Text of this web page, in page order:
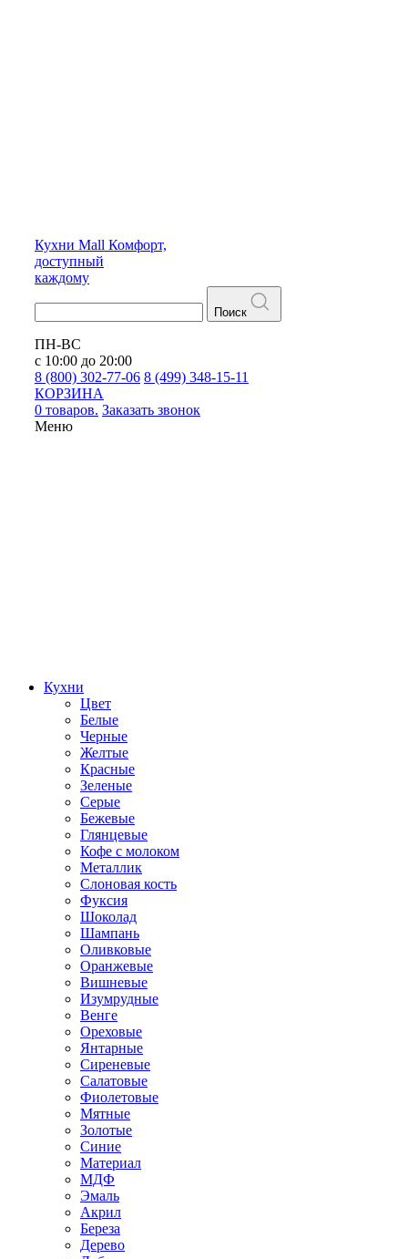
Кухни Mall Комфорт,
доступный
каждому
Поиск
ПН-ВС
с 10:00 до 20:00
8 (800) 302-77-06 8 (499) 348-15-11
КОРЗИНА
0 товаров. Заказать звонок
Меню
Кухни
Цвет
Белые
Черные
Желтые
Красные
Зеленые
Серые
Бежевые
Глянцевые
Кофе с молоком
Металлик
Слоновая кость
Фуксия
Шоколад
Шампань
Оливковые
Оранжевые
Вишневые
Изумрудные
Венге
Ореховые
Янтарные
Сиреневые
Салатовые
Фиолетовые
Мятные
Золотые
Синие
Материал
МДФ
Эмаль
Акрил
Береза
Дерево